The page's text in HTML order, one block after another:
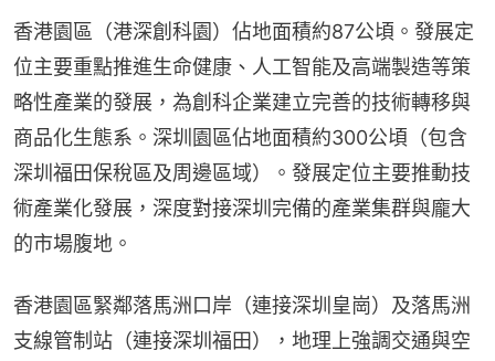
香港園區（港深創科園）佔地面積約87公頃。發展定
位主要重點推進生命健康、人工智能及高端製造等策
略性產業的發展，為創科企業建立完善的技術轉移與
商品化生態系。深圳園區佔地面積約300公頃（包含
深圳福田保稅區及周邊區域）。發展定位主要推動技
術產業化發展，深度對接深圳完備的產業集群與龐大
的市場腹地。
香港園區緊鄰落馬洲口岸（連接深圳皇崗）及落馬洲
支線管制站（連接深圳福田），地理上強調交通與空